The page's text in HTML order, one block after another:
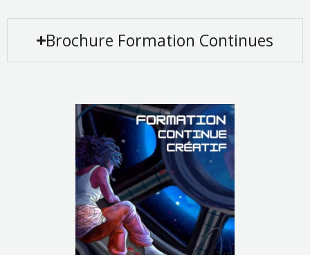
Brochure Formation Continues